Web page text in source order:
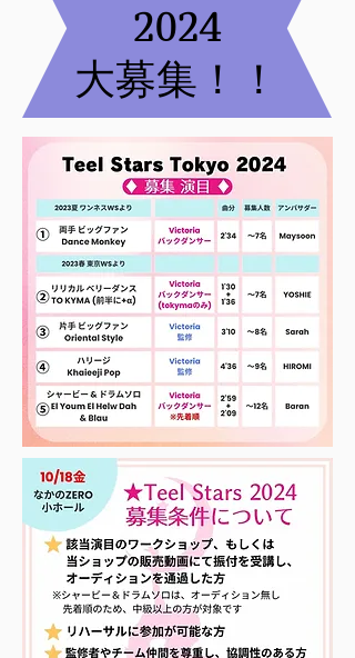
2024
​大募集！！